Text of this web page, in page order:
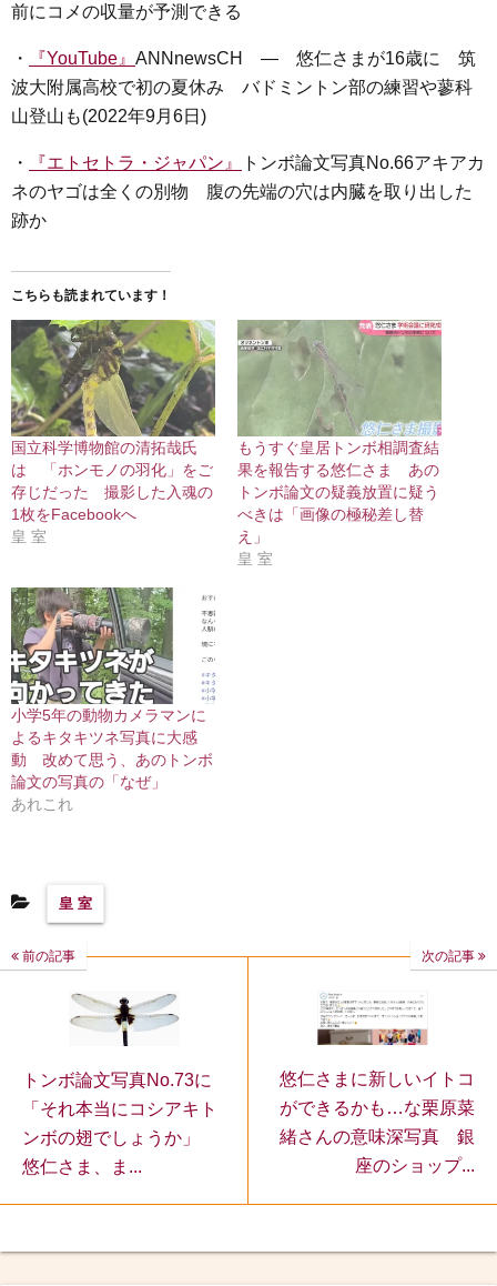
前にコメの収量が予測できる
・ 『YouTube』 ANNnewsCH ― 悠仁さまが16歳に 筑
波大附属高校で初の夏休み バドミントン部の練習や蓼科
山登山も(2022年9月6日)
・ 『エトセトラ・ジャパン』
トンボ論文写真No.66アキアカ
ネのヤゴは全くの別物 腹の先端の穴は内臓を取り出した
跡か
こちらも読まれています！
国立科学博物館の清拓哉氏
は 「ホンモノの羽化」をご
存じだった 撮影した入魂の
1枚をFacebookへ
皇 室
もうすぐ皇居トンボ相調査結
果を報告する悠仁さま あの
トンボ論文の疑義放置に疑う
べきは「画像の極秘差し替
え」
皇 室
小学5年の動物カメラマンに
よるキタキツネ写真に大感
動 改めて思う、あのトンボ
論文の写真の「なぜ」
あれこれ
皇 室
前の記事
トンボ論文写真No.73に
「それ本当にコシアキト
ンボの翅でしょうか」
悠仁さま、ま...
次の記事
悠仁さまに新しいイトコ
ができるかも…な栗原菜
緒さんの意味深写真 銀
座のショップ...